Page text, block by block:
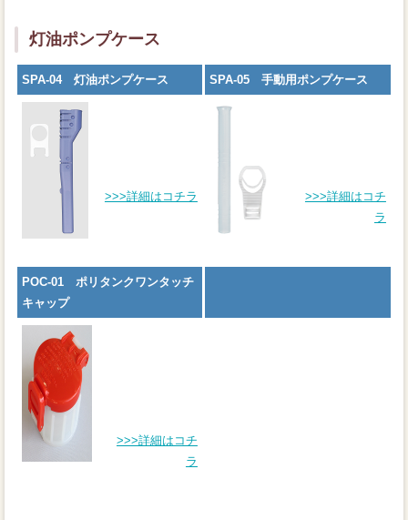
灯油ポンプケース
SPA-04 灯油ポンプケース SPA-05 手動用ポンプケース
>>>詳細はコチラ
>>>詳細はコチ
ラ
POC-01 ポリタンクワンタッチ
キャップ
>>>詳細はコチ
ラ